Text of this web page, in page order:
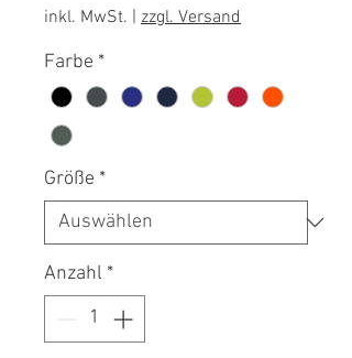
Preis
inkl. MwSt. zzgl. Versand
Farbe *
Größe *
Anzahl *